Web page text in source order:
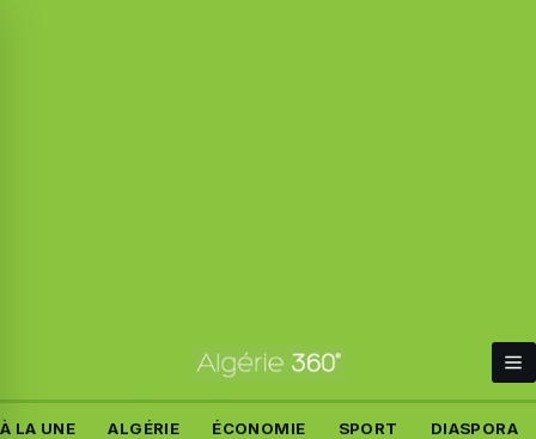
À LA UNE ALGÉRIE ÉCONOMIE SPORT DIASPORA